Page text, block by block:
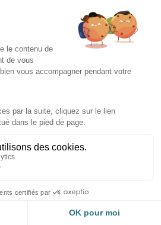
€TTC
HEIWA
de
CHAUD
Puissance en